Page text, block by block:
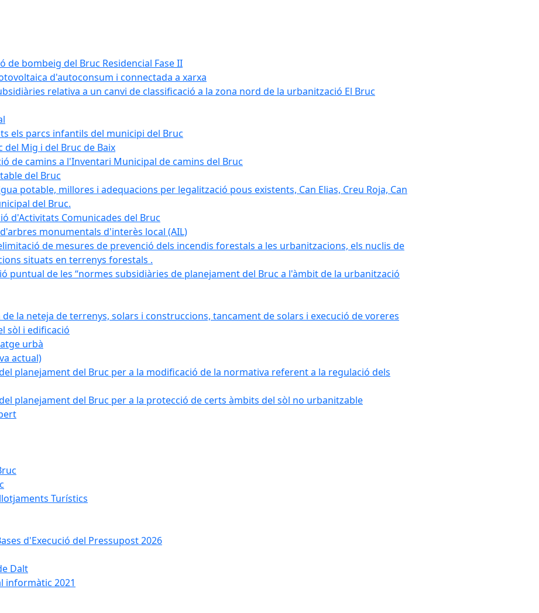
bombeig del Bruc Residencial Fase II
d'autoconsum i connectada a xarxa
relativa a un canvi de classificació a la zona nord de la urbanització El Bruc
els parcs infantils del municipi del Bruc
del Mig i del Bruc de Baix
de camins a l'Inventari Municipal de camins del Bruc
del Bruc
potable, millores i adequacions per legalització pous existents, Can Elias, Creu Roja, Can
del Bruc.
d'Activitats Comunicades del Bruc
monumentals d'interès local (AIL)
de mesures de prevenció dels incendis forestals a les urbanitzacions, els nuclis de
situats en terrenys forestals .
puntual de les “normes subsidiàries de planejament del Bruc a l'àmbit de la urbanització
la neteja de terrenys, solars i construccions, tancament de solars i execució de voreres
sòl i edificació
urbà
actual)
planejament del Bruc per a la modificació de la normativa referent a la regulació dels
planejament del Bruc per a la protecció de certs àmbits del sòl no urbanitzable
Turístics
d'Execució del Pressupost 2026
Dalt
informàtic 2021